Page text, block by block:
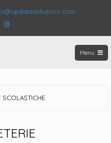
Instagram
Menu
SCOLASTICHE